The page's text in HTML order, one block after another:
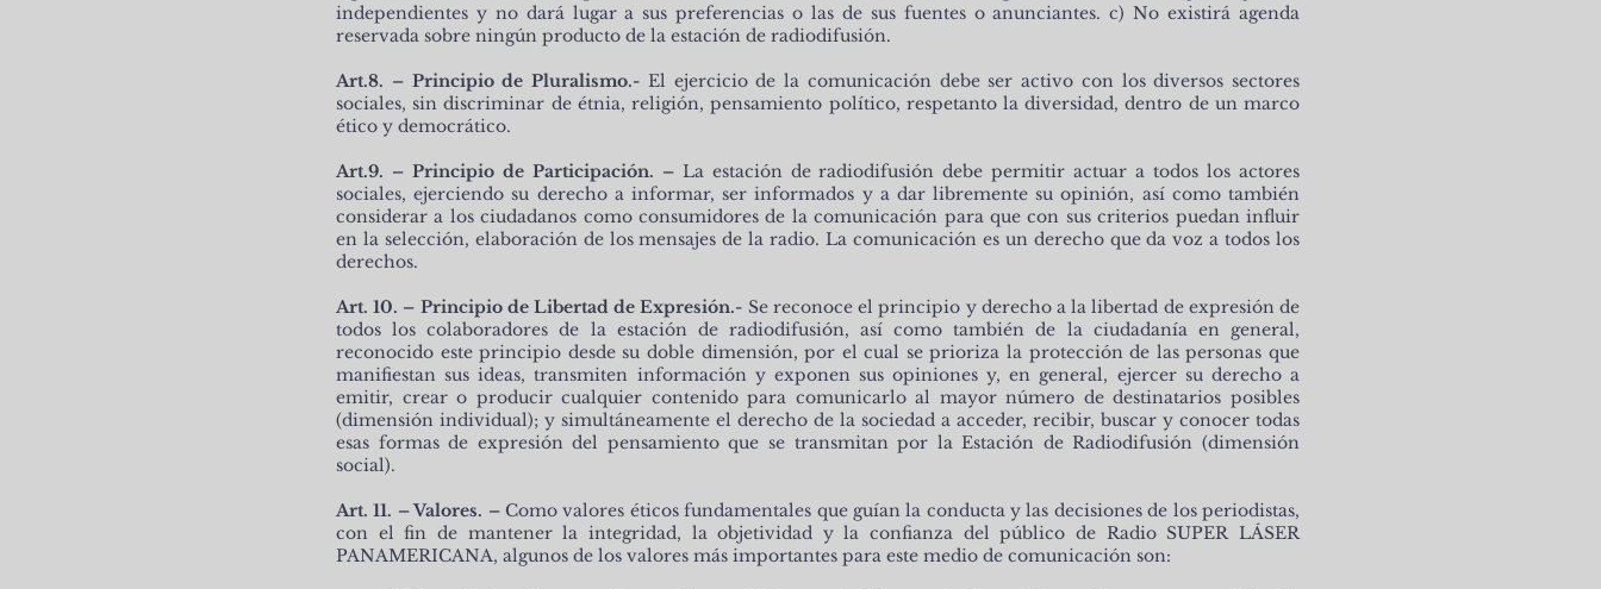
independientes y no dará lugar a sus preferencias o las de sus fuentes o anunciantes. c) No existirá agenda
reservada sobre ningún producto de la estación de radiodifusión.
Art.8. – Principio de Pluralismo.- El ejercicio de la comunicación debe ser activo con los diversos sectores
sociales, sin discriminar de étnia, religión, pensamiento político, respetanto la diversidad, dentro de un marco
ético y democrático.
Art.9. – Principio de Participación. – La estación de radiodifusión debe permitir actuar a todos los actores
sociales, ejerciendo su derecho a informar, ser informados y a dar libremente su opinión, así como también
considerar a los ciudadanos como consumidores de la comunicación para que con sus criterios puedan influir
en la selección, elaboración de los mensajes de la radio. La comunicación es un derecho que da voz a todos los
derechos.
Art. 10. – Principio de Libertad de Expresión.- Se reconoce el principio y derecho a la libertad de expresión de
todos los colaboradores de la estación de radiodifusión, así como también de la ciudadanía en general,
reconocido este principio desde su doble dimensión, por el cual se prioriza la protección de las personas que
manifiestan sus ideas, transmiten información y exponen sus opiniones y, en general, ejercer su derecho a
emitir, crear o producir cualquier contenido para comunicarlo al mayor número de destinatarios posibles
(dimensión individual); y simultáneamente el derecho de la sociedad a acceder, recibir, buscar y conocer todas
esas formas de expresión del pensamiento que se transmitan por la Estación de Radiodifusión (dimensión
social).
Art. 11. – Valores. – Como valores éticos fundamentales que guían la conducta y las decisiones de los periodistas,
con el fin de mantener la integridad, la objetividad y la confianza del público de Radio SUPER LÁSER
PANAMERICANA, algunos de los valores más importantes para este medio de comunicación son: